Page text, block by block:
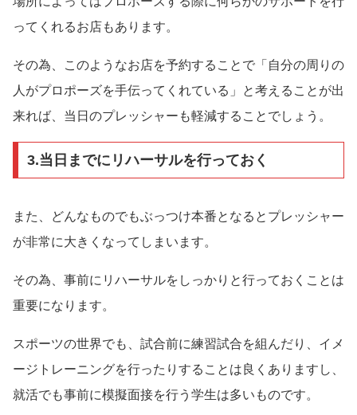
ってくれるお店もあります。
その為、このようなお店を予約することで「自分の周りの
人がプロポーズを手伝ってくれている」と考えることが出
来れば、当日のプレッシャーも軽減することでしょう。
3.当日までにリハーサルを行っておく
また、どんなものでもぶっつけ本番となるとプレッシャー
が非常に大きくなってしまいます。
その為、事前にリハーサルをしっかりと行っておくことは
重要になります。
スポーツの世界でも、試合前に練習試合を組んだり、イメ
ージトレーニングを行ったりすることは良くありますし、
就活でも事前に模擬面接を行う学生は多いものです。